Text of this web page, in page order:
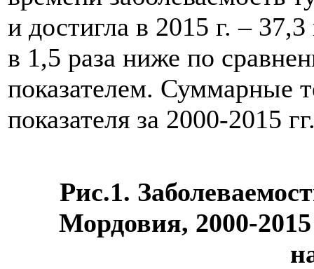
и достигла в 2015 г. –
в 1,5 раза ниже по
показателем. Суммарные
показателя за 2000-2015
Рис.1.
Мордовия, 2000-